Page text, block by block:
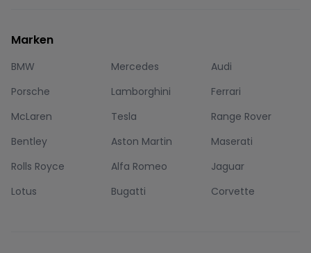
Marken
BMW Mercedes
Audi
Porsche
Lamborghini
Ferrari
McLaren
Tesla
Range Rover
Bentley
Aston Martin
Maserati
Rolls Royce
Alfa Romeo
Jaguar
Lotus
Bugatti Corvette